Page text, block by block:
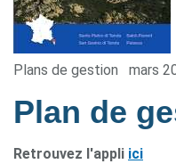
Plans de gestion mars
Plan de
Retrouvez l'appli ici